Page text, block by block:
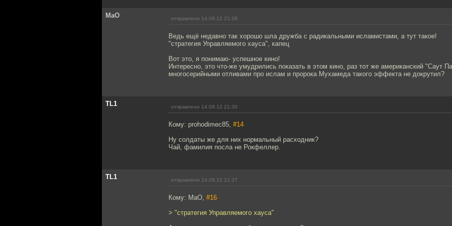
MaO отправлено 14.09.12 21:28
Ведь ещё недавно так хорошо шла дружба с радикальными исламистами, а тут такое!
"стратегия Управляемого хауса", капец
Вот это, я понимаю- успешное кино!
Интересно, это что-же умудрились показать в этом кино, раз тот же американский "Саут
многосерийными отливами про ислам и пророка Мухамеда такого эффекта не докрутил?
TL1 отправлено 14.09.12 21:30
Кому: prohodimec85, #14
Ну солдаты же для них нормальный расходник?
Чай, фамилия посла не Рокфеллер.
TL1 отправлено 14.09.12 21:37
Кому: MaO, #16
> "стратегия Управляемого хауса"